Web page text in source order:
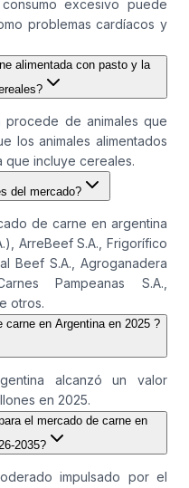
excesivo puede
problemas cardíacos y
alimentada con pasto y la
procede de animales que
los animales alimentados
que incluye cereales.
del mercado?
de carne en argentina
ArreBeef S.A., Frigorífico
Beef S.A., Agroganadera
Pampeanas S.A.,
otros.
en Argentina en 2025 ?
alcanzó un valor
en 2025.
el mercado de carne en
2035?
impulsado por el